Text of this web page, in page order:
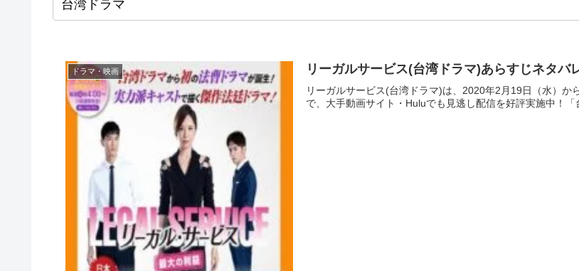
ドラマ・映画 リーガルサービス(台湾ドラマ)あらすじネタバ
リーガルサービス(台湾ドラマ)は、2020年2月19日（水）
で、大手動画サイト・Huluでも見逃し配信を好評実施中！